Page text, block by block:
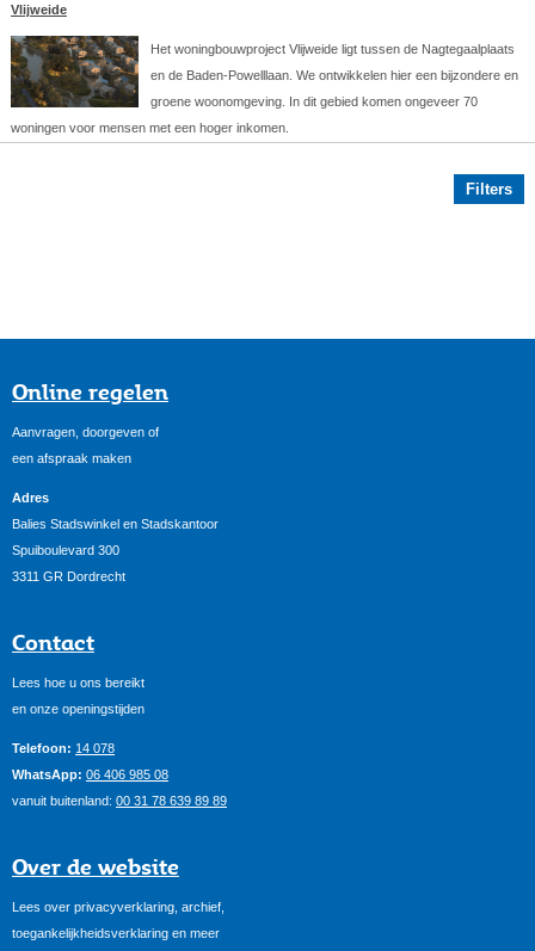
Vlijweide
Het woningbouwproject Vlijweide ligt tussen de Nagtegaalplaats
en de Baden-Powelllaan. We ontwikkelen hier een bijzondere en
groene woonomgeving. In dit gebied komen ongeveer 70
woningen voor mensen met een hoger inkomen.
Filters
Online regelen
Aanvragen, doorgeven of
een afspraak maken
Adres
Balies Stadswinkel en Stadskantoor
Spuiboulevard 300
3311 GR Dordrecht
Contact
Lees hoe u ons bereikt
en onze openingstijden
Telefoon: 14 078
WhatsApp: 06 406 985 08
vanuit buitenland: 00 31 78 639 89 89
Over de website
Lees over privacyverklaring, archief,
toegankelijkheidsverklaring en meer